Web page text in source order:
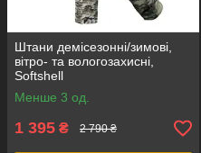
Штани демісезонні/зимові,
вітро- та вологозахисні,
Softshell
Менше 3 од.
1 395 ₴ 2 790 ₴